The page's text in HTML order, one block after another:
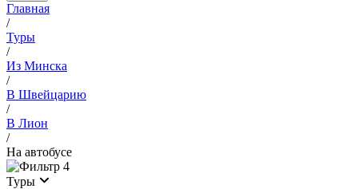
Главная
/
Туры
/
Из Минска
/
В Швейцарию
/
В Лион
/
На автобусе
4
Туры